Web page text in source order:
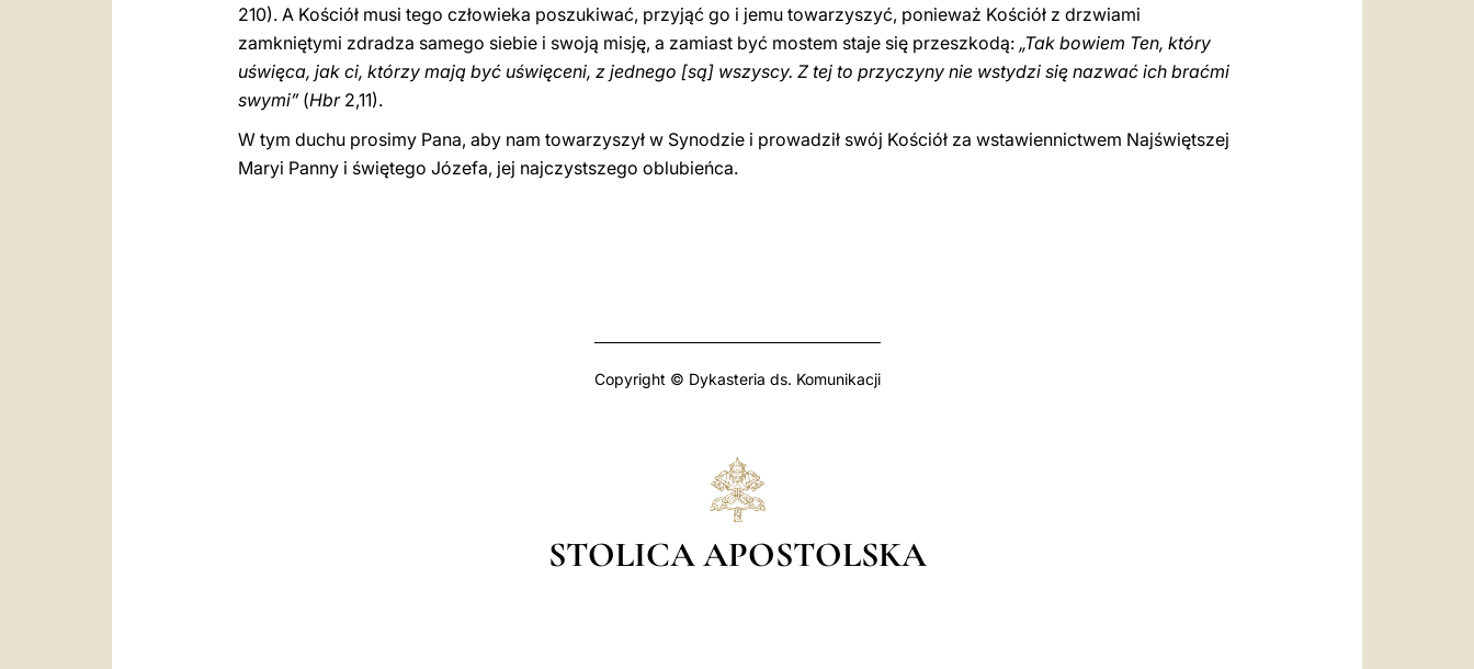
210). A Kościół musi tego człowieka poszukiwać, przyjąć go i jemu towarzyszyć, ponieważ Kościół z drzwiami
zamkniętymi zdradza samego siebie i swoją misję, a zamiast być mostem staje się przeszkodą: „Tak bowiem Ten, który
uświęca, jak ci, którzy mają być uświęceni, z jednego [są] wszyscy. Z tej to przyczyny nie wstydzi się nazwać ich braćmi
swymi”(Hbr2,11).
W tym duchu prosimy Pana, aby nam towarzyszył w Synodzie i prowadził swój Kościół za wstawiennictwem Najświętszej
Maryi Panny i świętego Józefa, jej najczystszego oblubieńca.
Copyright © Dykasteria ds. Komunikacji
STOLICA APOSTOLSKA